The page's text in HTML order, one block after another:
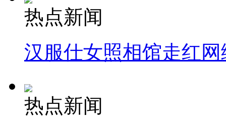
热点新闻
汉服仕女照相馆走红网
热点新闻